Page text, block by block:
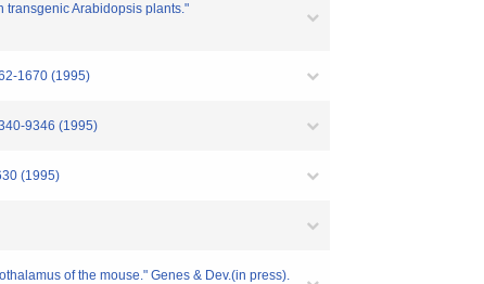
transgenic Arabidopsis plants."
1670 (1995)
9346 (1995)
(1995)
of the mouse." Genes & Dev.(in press).